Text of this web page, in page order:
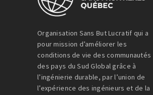
Organisation Sans But Lucratif qui a
pour mission d’améliorer les
conditions de vie des communautés
des pays du Sud Global grâce à
l’ingénierie durable, par l’union de
l’expérience des ingénieurs et de la